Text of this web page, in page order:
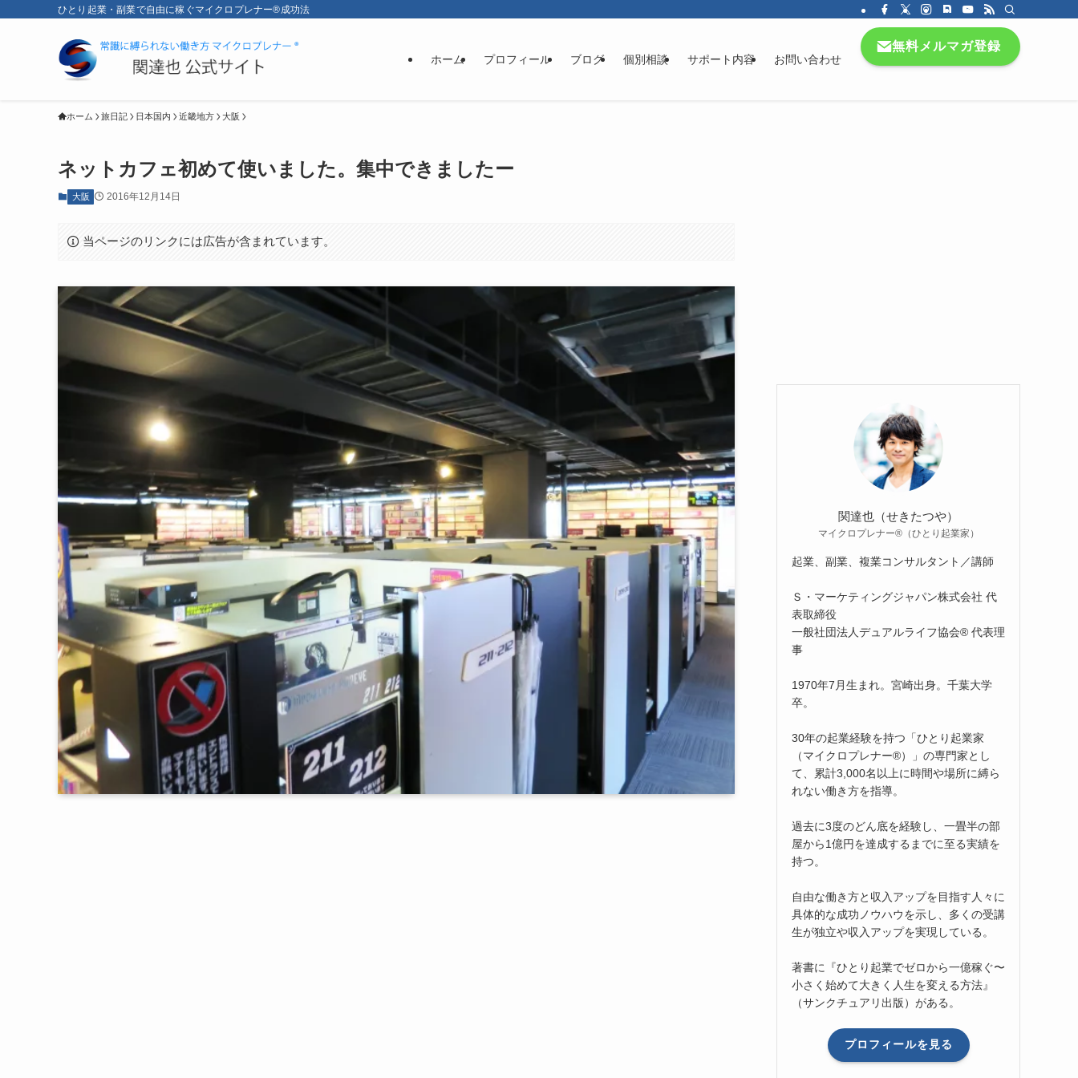
ひとり起業・副業で自由に稼ぐマイクロプレナー®成功法
ホーム プロフィール ブログ 個別相談 サポート内容 お問い合わせ
無料メルマガ登録
ホーム 旅日記 日本国内 近畿地方 大阪
ネットカフェ初めて使いました。集中できましたー
大阪 2016年12月14日
当ページのリンクには広告が含まれています。
関達也（せきたつや）
マイクロプレナー®（ひとり起業家）
起業、副業、複業コンサルタント／講師
Ｓ・マーケティングジャパン株式会社 代
表取締役
一般社団法人デュアルライフ協会® 代表理
事
1970年7月生まれ。宮崎出身。千葉大学
卒。
30年の起業経験を持つ「ひとり起業家
（マイクロプレナー®）」の専門家とし
て、累計3,000名以上に時間や場所に縛ら
れない働き方を指導。
過去に3度のどん底を経験し、一畳半の部
屋から1億円を達成するまでに至る実績を
持つ。
自由な働き方と収入アップを目指す人々に
具体的な成功ノウハウを示し、多くの受講
生が独立や収入アップを実現している。
著書に『ひとり起業でゼロから一億稼ぐ〜
小さく始めて大きく人生を変える方法』
（サンクチュアリ出版）がある。
プロフィールを見る